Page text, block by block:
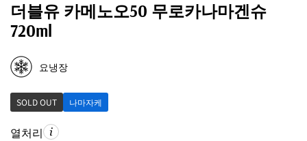
더블유 카메노오50 무로카나마겐슈
720ml
요냉장
SOLD OUT 나마자케
열처리